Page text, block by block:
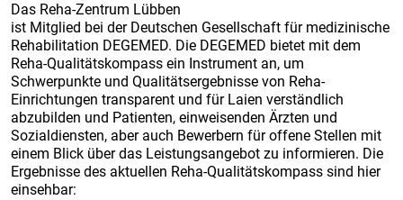
Das Reha-Zentrum Lübben
ist Mitglied bei der Deutschen Gesellschaft für medizinische
Rehabilitation DEGEMED. Die DEGEMED bietet mit dem
Reha-Qualitätskompass ein Instrument an, um
Schwerpunkte und Qualitätsergebnisse von Reha-
Einrichtungen transparent und für Laien verständlich
abzubilden und Patienten, einweisenden Ärzten und
Sozialdiensten, aber auch Bewerbern für offene Stellen mit
einem Blick über das Leistungsangebot zu informieren. Die
Ergebnisse des aktuellen Reha-Qualitätskompass sind hier
einsehbar: